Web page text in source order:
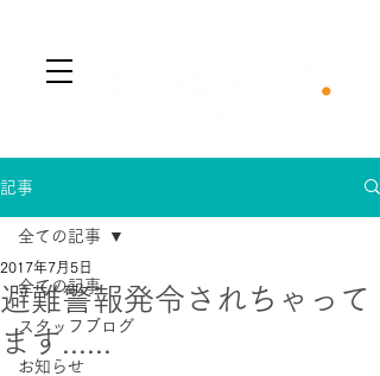
記事
全ての記事
スタッフブログ
お知らせ
全ての記事
避難警報発令されちゃって
ます......
2017年7月5日